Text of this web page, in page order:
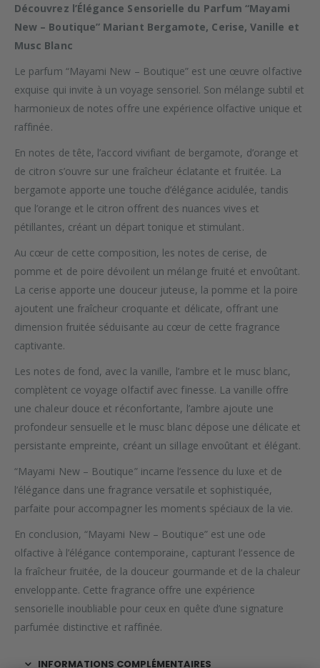
Découvrez l’Élégance Sensorielle du Parfum “Mayami
New – Boutique” Mariant Bergamote, Cerise, Vanille et
Musc Blanc
Le parfum “Mayami New – Boutique” est une œuvre olfactive
exquise qui invite à un voyage sensoriel. Son mélange subtil et
harmonieux de notes offre une expérience olfactive unique et
raffinée.
En notes de tête, l’accord vivifiant de bergamote, d’orange et
de citron s’ouvre sur une fraîcheur éclatante et fruitée. La
bergamote apporte une touche d’élégance acidulée, tandis
que l’orange et le citron offrent des nuances vives et
pétillantes, créant un départ tonique et stimulant.
Au cœur de cette composition, les notes de cerise, de
pomme et de poire dévoilent un mélange fruité et envoûtant.
La cerise apporte une douceur juteuse, la pomme et la poire
ajoutent une fraîcheur croquante et délicate, offrant une
dimension fruitée séduisante au cœur de cette fragrance
captivante.
Les notes de fond, avec la vanille, l’ambre et le musc blanc,
complètent ce voyage olfactif avec finesse. La vanille offre
une chaleur douce et réconfortante, l’ambre ajoute une
profondeur sensuelle et le musc blanc dépose une délicate et
persistante empreinte, créant un sillage envoûtant et élégant.
“Mayami New – Boutique” incarne l’essence du luxe et de
l’élégance dans une fragrance versatile et sophistiquée,
parfaite pour accompagner les moments spéciaux de la vie.
En conclusion, “Mayami New – Boutique” est une ode
olfactive à l’élégance contemporaine, capturant l’essence de
la fraîcheur fruitée, de la douceur gourmande et de la chaleur
enveloppante. Cette fragrance offre une expérience
sensorielle inoubliable pour ceux en quête d’une signature
parfumée distinctive et raffinée.
INFORMATIONS COMPLÉMENTAIRES